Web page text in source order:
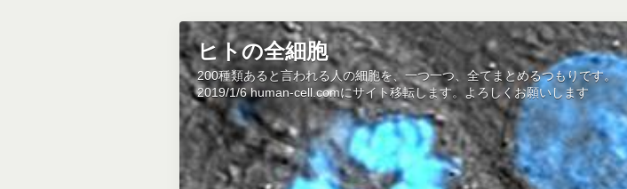
ヒトの全細胞
200種類あると言われる人の細胞を、一つ一つ、全てまとめるつもりです。
2019/1/6 human-cell.comにサイト移転します。よろしくお願いします